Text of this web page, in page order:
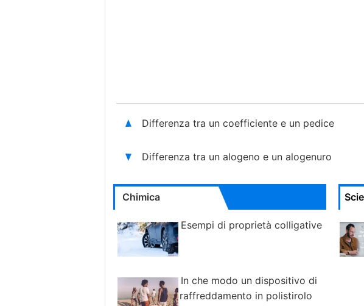
Differenza tra un coefficiente e un pedice
Differenza tra un alogeno e un alogenuro
Chimica
Esempi di proprietà colligative
In che modo un dispositivo di
raffreddamento in polistirolo